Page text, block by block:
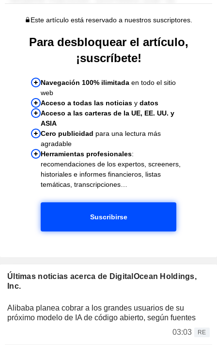
Este artículo está reservado a nuestros suscriptores.
Para desbloquear el artículo,
¡suscríbete!
Navegación 100% ilimitada en todo el sitio
web
Acceso a todas las noticias y datos
Acceso a las carteras de la UE, EE. UU. y
ASIA
Cero publicidad para una lectura más
agradable
Herramientas profesionales:
recomendaciones de los expertos, screeners,
historiales e informes financieros, listas
temáticas, transcripciones…
Suscribirse
Últimas noticias acerca de DigitalOcean Holdings,
Inc.
Alibaba planea cobrar a los grandes usuarios de su
próximo modelo de IA de código abierto, según fuentes
03:03
RE